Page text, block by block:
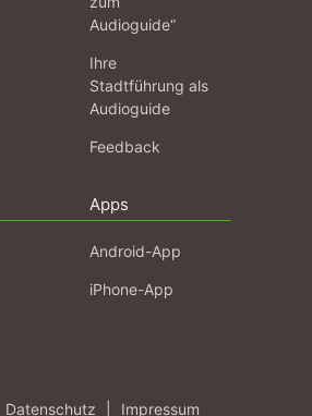
Audioguide“
Ihre
Stadtführung als
Audioguide
Feedback
Apps
Android-App
iPhone-App
Datenschutz Impressum